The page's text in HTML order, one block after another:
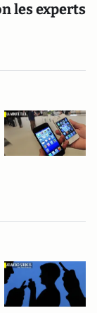
les experts